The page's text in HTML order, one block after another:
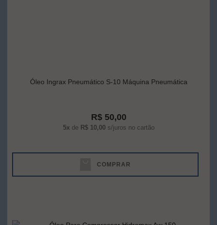
Óleo Ingrax Pneumático S-10 Máquina Pneumática
R$ 50,00
5xde R$ 10,00s/juros no cartão
COMPRAR